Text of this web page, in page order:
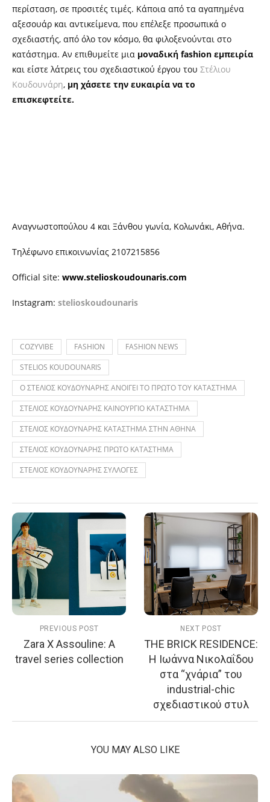
περίσταση, σε προσιτές τιμές. Κάποια από τα αγαπημένα
αξεσουάρ και αντικείμενα, που επέλεξε προσωπικά ο
σχεδιαστής, από όλο τον κόσμο, θα φιλοξενούνται στο
κατάστημα. Αν επιθυμείτε μια μοναδική fashion εμπειρία
και είστε λάτρεις του σχεδιαστικού έργου του Στέλιου
Κουδουνάρη, μη χάσετε την ευκαιρία να το
επισκεφτείτε.
Αναγνωστοπούλου 4 και Ξάνθου γωνία, Κολωνάκι, Αθήνα.
Τηλέφωνο επικοινωνίας 2107215856
Official site: www.stelioskoudounaris.com
Instagram: stelioskoudounaris
COZYVIBE FASHION
FASHION NEWS
STELIOS KOUDOUNARIS
Ο ΣΤΕΛΙΟΣ ΚΟΥΔΟΥΝΑΡΗΣ ΑΝΟΙΓΕΙ ΤΟ ΠΡΩΤΟ ΤΟΥ ΚΑΤΑΣΤΗΜΑ
ΣΤΕΛΙΟΣ ΚΟΥΔΟΥΝΑΡΗΣ ΚΑΙΝΟΥΡΓΙΟ ΚΑΤΑΣΤΗΜΑ
ΣΤΕΛΙΟΣ ΚΟΥΔΟΥΝΑΡΗΣ ΚΑΤΑΣΤΗΜΑ ΣΤΗΝ ΑΘΗΝΑ
ΣΤΕΛΙΟΣ ΚΟΥΔΟΥΝΑΡΗΣ ΠΡΩΤΟ ΚΑΤΑΣΤΗΜΑ
ΣΤΕΛΙΟΣ ΚΟΥΔΟΥΝΑΡΗΣ ΣΥΛΛΟΓΕΣ
PREVIOUS POST
Zara X Assouline: A
travel series collection
NEXT POST
THE BRICK RESIDENCE:
Η Ιωάννα Νικολαΐδου
στα “χνάρια” του
industrial-chic
σχεδιαστικού στυλ
YOU MAY ALSO LIKE